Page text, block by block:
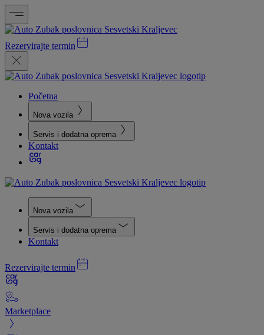
Rezervirajte termin
Početna
Nova vozila
Servis i dodatna oprema
Kontakt
Nova vozila
Servis i dodatna oprema
Kontakt
Rezervirajte termin
Marketplace